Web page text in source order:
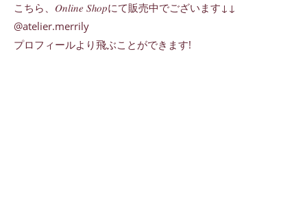
こちら、𝑂𝑛𝑙𝑖𝑛𝑒 𝑆ℎ𝑜𝑝にて販売中でございます↓↓
@atelier.merrily
プロフィールより飛ぶことができます!